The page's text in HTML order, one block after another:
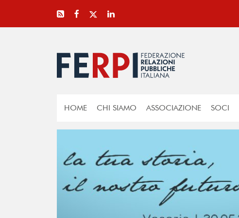
HOME CHI SIAMO ASSOCIAZIONE SOCI